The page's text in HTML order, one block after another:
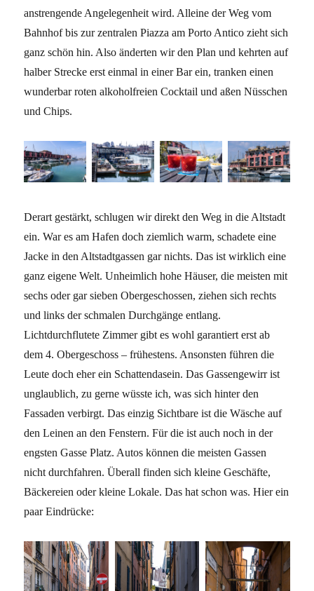
anstrengende Angelegenheit wird. Alleine der Weg vom
Bahnhof bis zur zentralen Piazza am Porto Antico zieht sich
ganz schön hin. Also änderten wir den Plan und kehrten auf
halber Strecke erst einmal in einer Bar ein, tranken einen
wunderbar roten alkoholfreien Cocktail und aßen Nüsschen
und Chips.
Derart gestärkt, schlugen wir direkt den Weg in die Altstadt
ein. War es am Hafen doch ziemlich warm, schadete eine
Jacke in den Altstadtgassen gar nichts. Das ist wirklich eine
ganz eigene Welt. Unheimlich hohe Häuser, die meisten mit
sechs oder gar sieben Obergeschossen, ziehen sich rechts
und links der schmalen Durchgänge entlang.
Lichtdurchflutete Zimmer gibt es wohl garantiert erst ab
dem 4. Obergeschoss – frühestens. Ansonsten führen die
Leute doch eher ein Schattendasein. Das Gassengewirr ist
unglaublich, zu gerne wüsste ich, was sich hinter den
Fassaden verbirgt. Das einzig Sichtbare ist die Wäsche auf
den Leinen an den Fenstern. Für die ist auch noch in der
engsten Gasse Platz. Autos können die meisten Gassen
nicht durchfahren. Überall finden sich kleine Geschäfte,
Bäckereien oder kleine Lokale. Das hat schon was. Hier ein
paar Eindrücke: